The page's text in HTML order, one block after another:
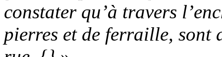
constater qu’à travers
pierres et de ferraille, sont